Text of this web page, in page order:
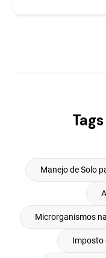
Manejo de Solo
Microrganismos
Imposto